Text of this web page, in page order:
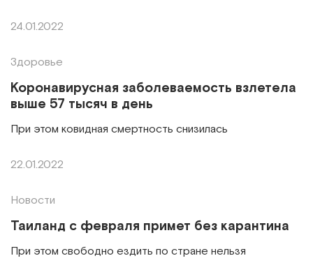
24.01.2022
Здоровье
Коронавирусная заболеваемость взлетела
выше 57 тысяч в день
При этом ковидная смертность снизилась
22.01.2022
Новости
Таиланд с февраля примет без карантина
При этом свободно ездить по стране нельзя